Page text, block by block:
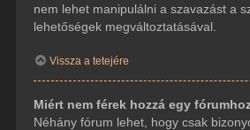
nem lehet manipulálni a szavazást a
lehetőségek megváltoztatásával.
Vissza a tetejére
Miért nem férek hozzá egy
Néhány fórum lehet, hogy csak